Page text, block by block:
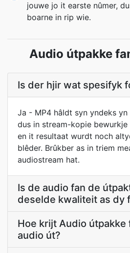
jouwe jo it earste nûmer,
boarne in rip wie.
Audio útpakke
Is der hjir wat spesifyk
Ja - MP4 hâldt syn yndeks
dus in stream-kopie
en it resultaat wurdt noch
blêder. Brûkber as in triem
audiostream hat.
Is de audio fan de
deselde kwaliteit as dy
Hoe krijt Audio útpakke
audio út?